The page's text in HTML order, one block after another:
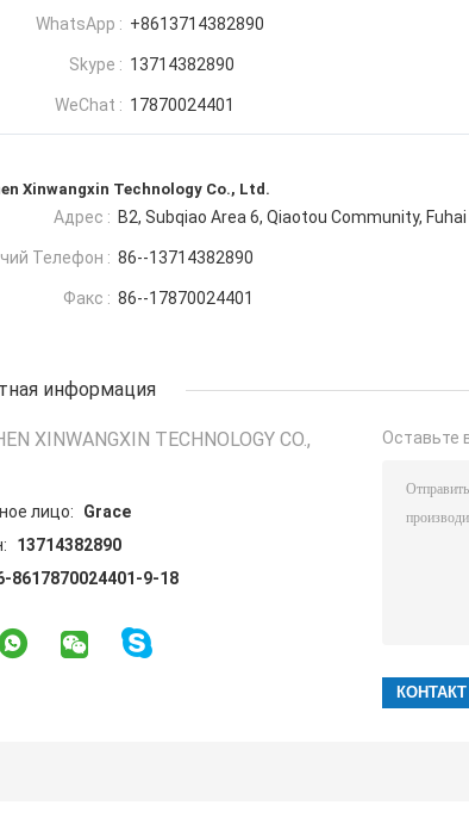
WhatsApp : +8613714382890
Skype : 13714382890
WeChat : 17870024401
Xinwangxin Technology Co., Ltd.
Адрес : B2, Subqiao Area 6, Qiaotou Community,
Телефон : 86--13714382890
Факс : 86--17870024401
информация
XINWANGXIN TECHNOLOGY CO.,
лицо:
Grace
13714382890
8617870024401-9-18
Оставьте